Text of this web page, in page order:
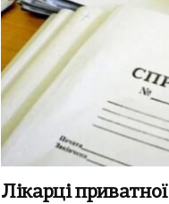
Лікарці приватної